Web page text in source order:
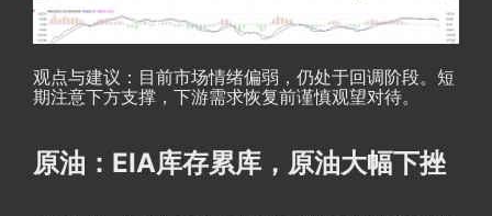
观点与建议：目前市场情绪偏弱，仍处于回调阶段。短
期注意下方支撑，下游需求恢复前谨慎观望对待。
原油：EIA库存累库，原油大幅下挫